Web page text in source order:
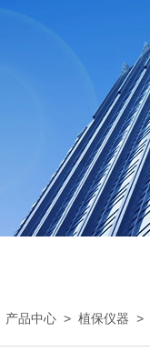
产品中心 > 植保仪器 >